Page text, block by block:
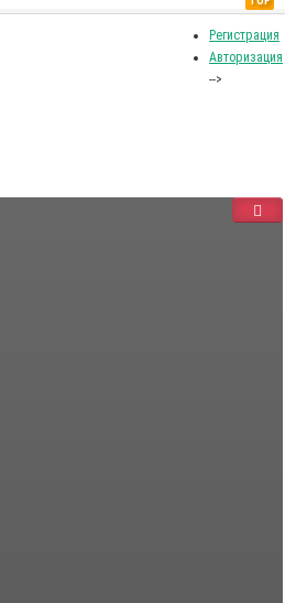
Регистрация
Авторизация
-->